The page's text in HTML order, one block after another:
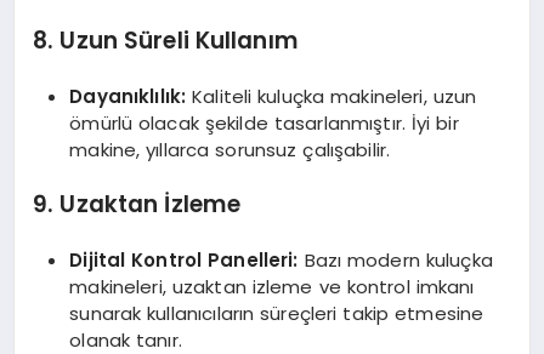
8. Uzun Süreli Kullanım
Dayanıklılık: Kaliteli kuluçka makineleri, uzun
ömürlü olacak şekilde tasarlanmıştır. İyi bir
makine, yıllarca sorunsuz çalışabilir.
9. Uzaktan İzleme
Dijital Kontrol Panelleri: Bazı modern kuluçka
makineleri, uzaktan izleme ve kontrol imkanı
sunarak kullanıcıların süreçleri takip etmesine
olanak tanır.